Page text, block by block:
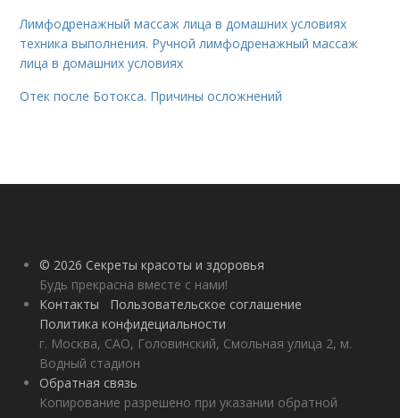
Лимфодренажный массаж лица в домашних условиях
техника выполнения. Ручной лимфодренажный массаж
лица в домашних условиях
Отек после Ботокса. Причины осложнений
© 2026 Секреты красоты и здоровья
Будь прекрасна вместе с нами!
Контакты
Пользовательское соглашение
Политика конфидециальности
г. Москва, САО, Головинский, Смольная улица 2, м.
Водный стадион
Обратная связь
Копирование разрешено при указании обратной